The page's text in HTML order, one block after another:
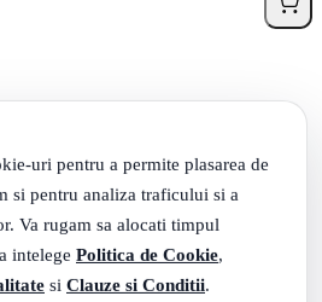
uri pentru a permite plasarea de
si pentru analiza traficului si a
Va rugam sa alocati timpul
intelege Politica de Cookie,
si Clauze si Conditii.